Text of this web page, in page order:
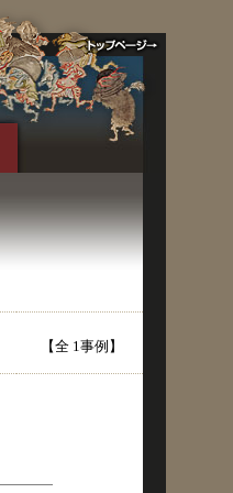
【全 1事例】